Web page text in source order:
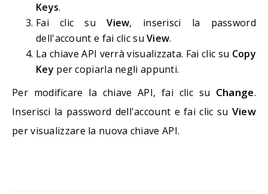
Keys.
Fai clic suView, inserisci la password
dell'account e fai clic suView.
La chiave API verrà visualizzata. Fai clic su Copy
Key per copiarla negli appunti.
Per modificare la chiave API, fai clic su Change.
Inserisci la password dell'account e fai clic su View
per visualizzare la nuova chiave API.